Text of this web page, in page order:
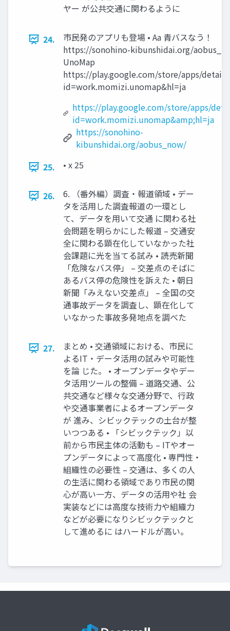
ヤー が公共交通に関わるように
24.
市民発のアプリも登場 • Aa 青バスなう！
https://sonohino-kibunshidai.org/
UnoMap
https://play.google.com/store/apps/
id=work.momizi.unomap&hl=ja
https://play.google.com/store/apps/
id=work.momizi.unomap&amp;hl=ja
https://sonohino-
kibunshidai.org/aobus_now/
25.
• x 25
26.
6. （番外編）調査・報道領域 • デー
タを活用した調査報道の一環とし
て、データを用いて交通 に関わる社
会問題を明らかにした報道 – 交通安
全に関わる顕在化していなかった社
会課題に光を当てる試み • 読売新聞
「危険なバス停」 – 交差点のそばに
あるバス停の危険性を訴えた • 朝日
新聞「みえない交差点」 – 全国の交
通事故データを調査し、顕在化して
いなかった事故多発地点を調べた
27.
まとめ • 交通領域における、市民に
よるIT・データ活用の試みや可能性
を論 じた。 • オープンデータやデー
タ活用ツールの整備 – 道路交通、公
共交通など様々な交通分野で、行政
や交通事業者によるオープンデータ
が 進み、シビックテックの土台が整
いつつある • 「シビックテック」以
前から市民主体の活動も – ITやオー
プンデータによって高度化 • 専門性・
組織性の必要性 – 交通は、多くの人
の生活に関わる領域であり市民の関
心が高い一方、データの活用や社 会
実装などには高度な技術力や組織力
などが必要になりシビックテックと
して進めるに はハードルが高い。